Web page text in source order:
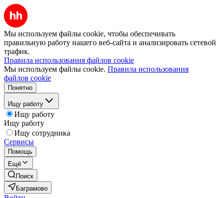
Мы используем файлы cookie, чтобы обеспечивать
правильную работу нашего веб-сайта и анализировать сетевой
трафик.
Правила использования файлов cookie
Мы используем файлы cookie. Правила использования
файлов cookie
Понятно
Ищу работу
Ищу работу
Ищу работу
Ищу сотрудника
Сервисы
Помощь
Ещё
Поиск
Баграмово